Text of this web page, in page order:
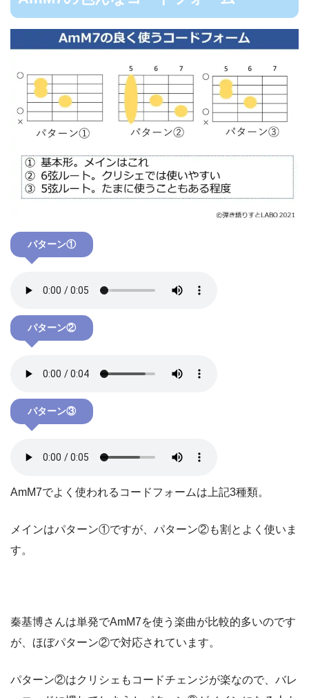
パターン①
パターン②
パターン③
AmM7でよく使われるコードフォームは上記3種類。
メインはパターン①ですが、パターン②も割とよく使いま
す。
秦基博さんは単発でAmM7を使う楽曲が比較的多いのです
が、ほぼパターン②で対応されています。
パターン②はクリシェもコードチェンジが楽なので、バレ